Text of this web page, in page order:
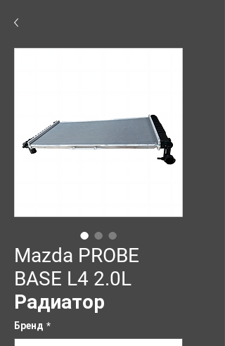
Mazda PROBE
BASE L4 2.0L
Радиатор
Бренд *